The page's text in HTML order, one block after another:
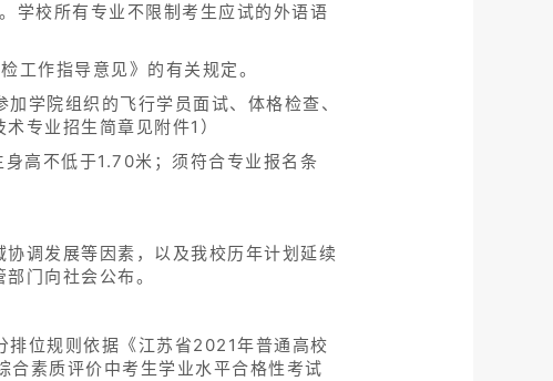
学校所有专业不限制考生应试的外语语
工作指导意见》的有关规定。
学院组织的飞行学员面试、体格检查、
专业招生简章见附件1）
高不低于1.70米；须符合专业报名条
调发展等因素，以及我校历年计划延续
门向社会公布。
排位规则依据《江苏省2021年普通高校
素质评价中考生学业水平合格性考试